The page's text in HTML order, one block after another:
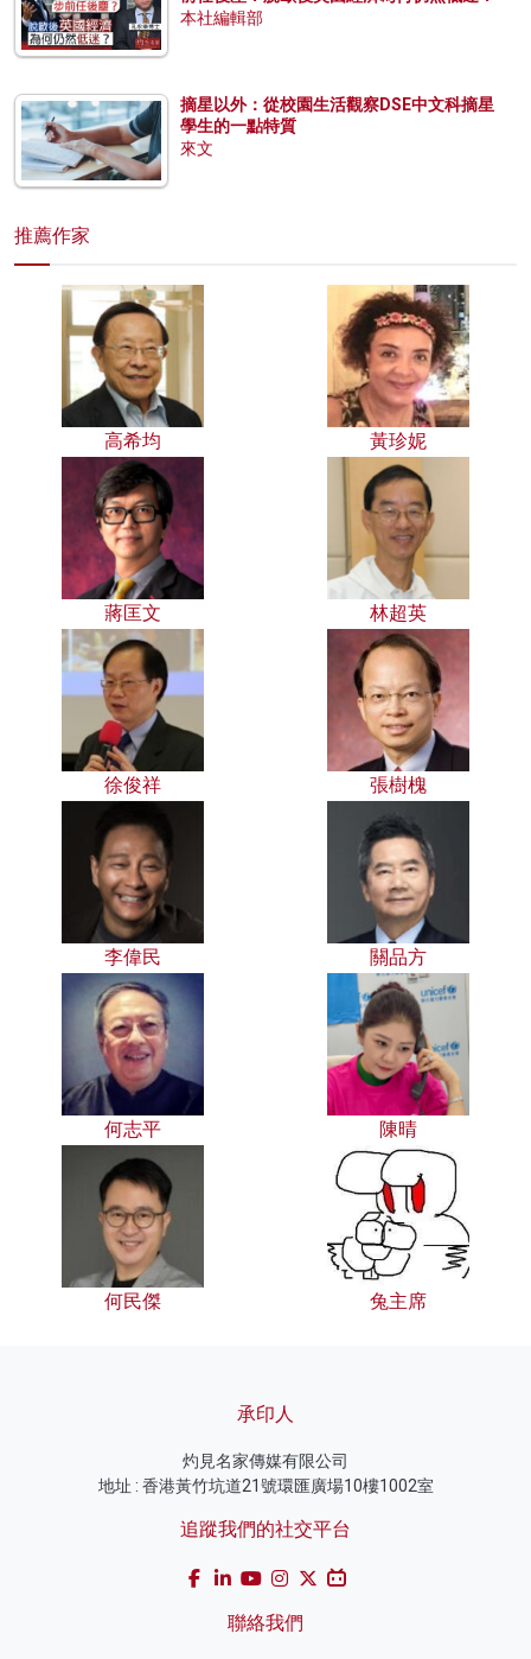
本社編輯部
摘星以外：從校園生活觀察DSE中文科摘星
學生的一點特質
來文
推薦作家
高希均 黃珍妮
蔣匡文 林超英
徐俊祥 張樹槐
李偉民 關品方
何志平 陳晴
何民傑 兔主席
承印人
灼見名家傳媒有限公司
地址 : 香港黃竹坑道21號環匯廣場10樓1002室
追蹤我們的社交平台
聯絡我們